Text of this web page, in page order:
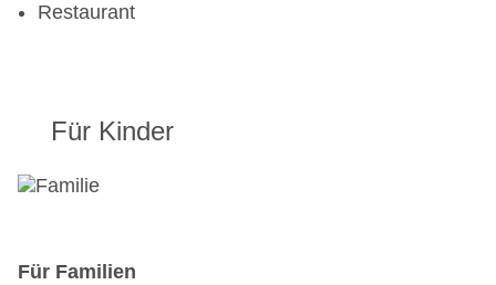
Restaurant
Für Kinder
Für Familien